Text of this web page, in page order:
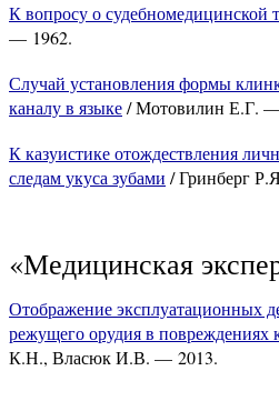
К вопросу о судебномедицинской
— 1962.
Случай установления формы
каналу в языке/ Мотовилин Е.Г.
К казуистике отождествления
следам укуса зубами / Гринберг
«Медицинская
Отображение эксплуатационных
режущего орудия в повреждениях
К.Н., Власюк И.В. — 2013.